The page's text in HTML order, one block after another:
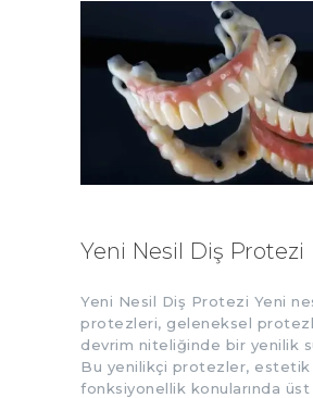
Yeni Nesil Diş Protezi
Yeni Nesil Diş Protezi Yeni
protezleri, geleneksel
devrim niteliğinde bir yenilik
Bu yenilikçi protezler, estetik
fonksiyonellik konularında